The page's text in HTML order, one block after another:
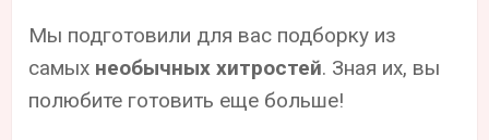
Мы подготовили для вас подборку из
самых необычных хитростей. Зная их, вы
полюбите готовить еще больше!